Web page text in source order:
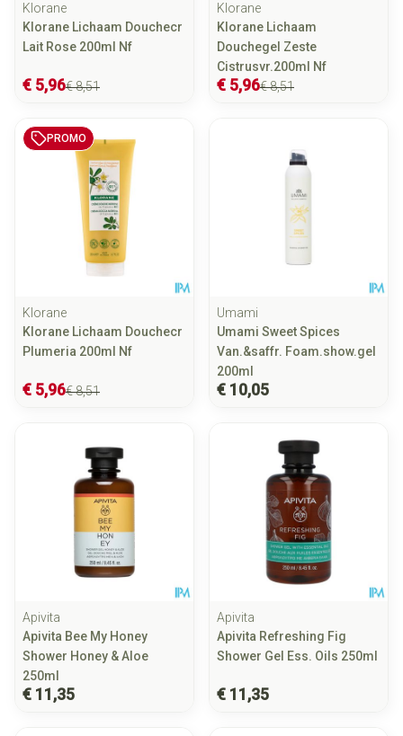
Klorane
Klorane Lichaam Douchecr
Lait Rose 200ml Nf
€ 8,51
€ 5,96
Klorane
Klorane Lichaam
Douchegel Zeste
Cistrusvr.200ml Nf
€ 8,51
€ 5,96
PROMO
Klorane
Klorane Lichaam Douchecr
Plumeria 200ml Nf
€ 8,51
€ 5,96
Umami
Umami Sweet Spices
Van.&saffr. Foam.show.gel
200ml
€ 10,05
Apivita
Apivita Bee My Honey
Shower Honey & Aloe
250ml
€ 11,35
Apivita
Apivita Refreshing Fig
Shower Gel Ess. Oils 250ml
€ 11,35